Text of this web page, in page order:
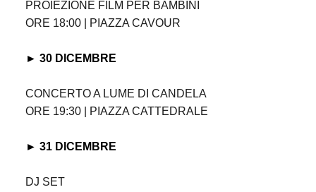
PROIEZIONE FILM PER BAMBINI
ORE 18:00 | PIAZZA CAVOUR
► 30 DICEMBRE
CONCERTO A LUME DI CANDELA
ORE 19:30 | PIAZZA CATTEDRALE
► 31 DICEMBRE
DJ SET